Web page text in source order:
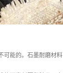
可能的。石墨耐磨